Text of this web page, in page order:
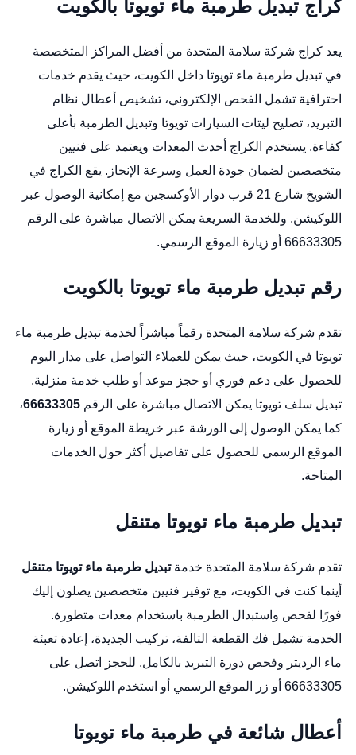
كراج تبديل طرمبة ماء تويوتا بالكويت
يعد كراج شركة سلامة المتحدة من أفضل المراكز المتخصصة
في تبديل طرمبة ماء تويوتا داخل الكويت، حيث يقدم خدمات
احترافية تشمل الفحص الإلكتروني، تشخيص أعطال نظام
التبريد، تصليح ليتات السيارات تويوتا وتبديل الطرمبة بأعلى
كفاءة. يستخدم الكراج أحدث المعدات ويعتمد على فنيين
متخصصين لضمان جودة العمل وسرعة الإنجاز. يقع الكراج في
الشويخ شارع 21 قرب دوار الأوكسجين مع إمكانية الوصول عبر
اللوكيشن. وللخدمة السريعة يمكن الاتصال مباشرة على الرقم
66633305 أو زيارة
الموقع الرسمي.
رقم تبديل طرمبة ماء تويوتا بالكويت
تقدم شركة سلامة المتحدة رقماً مباشراً لخدمة تبديل طرمبة ماء
تويوتا في الكويت، حيث يمكن للعملاء التواصل على مدار اليوم
للحصول على دعم فوري أو حجز موعد أو طلب خدمة منزلية.
تبديل سلف تويوتا يمكن الاتصال مباشرة على الرقم 66633305،
كما يمكن الوصول إلى الورشة عبر خريطة الموقع أو زيارة
الموقع الرسمي للحصول على تفاصيل أكثر حول الخدمات
المتاحة.
تبديل طرمبة ماء تويوتا متنقل
تقدم شركة سلامة المتحدة خدمةتبديل طرمبة ماء تويوتا متنقل
أينما كنت في الكويت، مع توفير فنيين متخصصين يصلون إليك
فورًا لفحص واستبدال الطرمبة باستخدام معدات متطورة.
الخدمة تشمل فك القطعة التالفة، تركيب الجديدة، إعادة تعبئة
ماء الرديتر وفحص دورة التبريد بالكامل. للحجز اتصل على
66633305 أو زر
الموقع الرسمي أو استخدم اللوكيشن.
أعطال شائعة في طرمبة ماء تويوتا